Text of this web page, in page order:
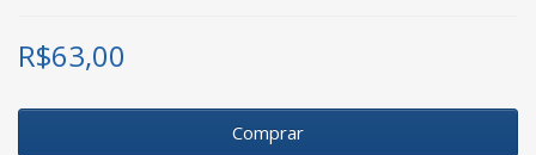
R$63,00
Comprar